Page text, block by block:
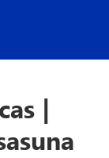
|